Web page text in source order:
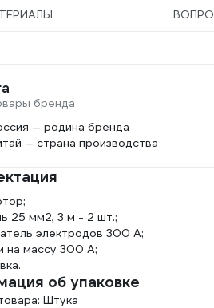
бренда
— родина бренда
— страна производства
25 мм2, 3 м - 2 шт.;
электродов 300 А;
на массу 300 А;
об упаковке
Штука